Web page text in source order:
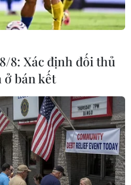
tái cơ cấu nền kinh tế
8: Xác định đối thủ
ở bán kết